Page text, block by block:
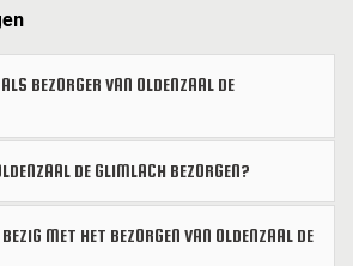
BEZORGER VAN OLDENZAAL DE
DE GLIMLACH BEZORGEN?
MET HET BEZORGEN VAN OLDENZAAL DE